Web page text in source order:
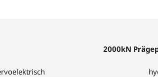
2000kN